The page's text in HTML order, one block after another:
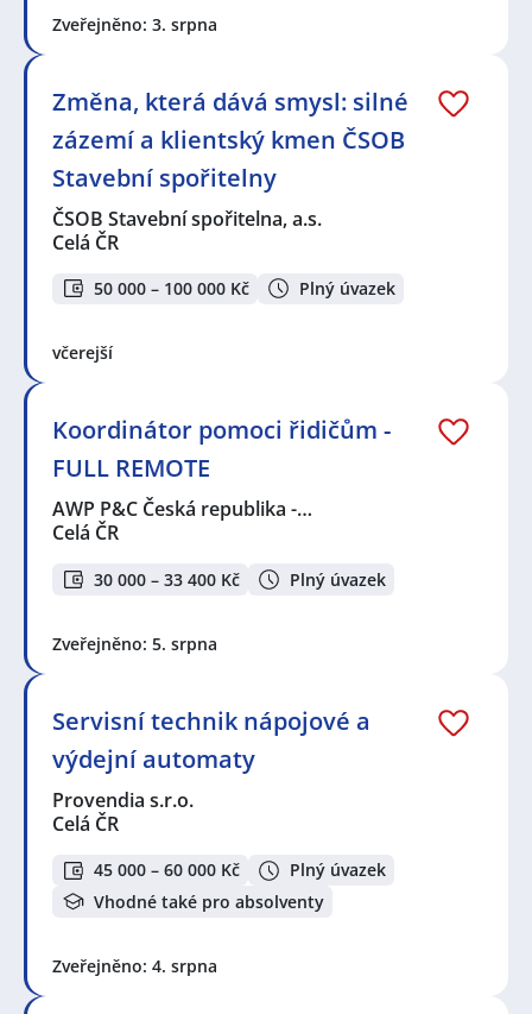
Zveřejněno: 3. srpna
Změna, která dává smysl: silné
zázemí a klientský kmen ČSOB
Stavební spořitelny
ČSOB Stavební spořitelna, a.s.
Celá ČR
50 000 – 100 000 Kč Plný úvazek
včerejší
Koordinátor pomoci řidičům -
FULL REMOTE
AWP P&C Česká republika -…
Celá ČR
30 000 – 33 400 Kč Plný úvazek
Zveřejněno: 5. srpna
Servisní technik nápojové a
výdejní automaty
Provendia s.r.o.
Celá ČR
45 000 – 60 000 Kč
Plný úvazek
Vhodné také pro absolventy
Zveřejněno: 4. srpna